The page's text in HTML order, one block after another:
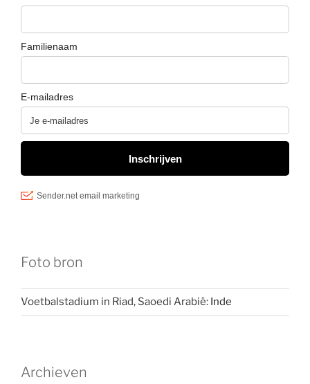
Foto bron
Voetbalstadium in Riad, Saoedi Arabië: Inde
Archieven